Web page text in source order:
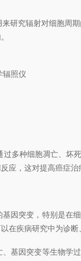
究辐射对细胞周
种细胞凋亡、坏
应，这对提高癌症治
突变，特别是在
在疾病研究中为诊断
因突变等生物学